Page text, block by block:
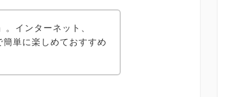
」。インターネット、
単に楽しめておすすめ